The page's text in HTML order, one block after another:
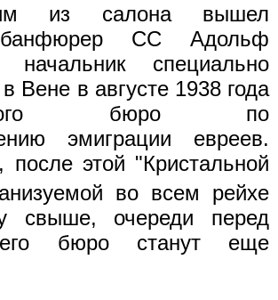
из салона вышел
СС Адольф
специально
в Вене в августе 1938 года
бюро по
эмиграции евреев.
после этой "Кристальной
во всем рейхе
свыше, очереди перед
бюро станут еще